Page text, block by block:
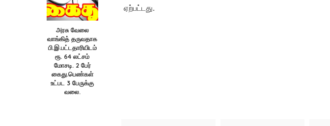
அரசு வேலை
வாங்கித் தருவதாக
பி.இ.பட்டதாரியிடம்
ரூ. 64 லட்சம்
மோசடி. 2 பேர்
கைது.பெண்கள்
உட்பட 3 பேருக்கு
வலை.
ஏற்பட்டது.